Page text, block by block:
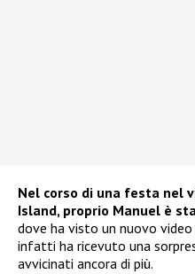
Nel corso di una festa nel
Island, proprio Manuel è
dove ha visto un nuovo
infatti ha ricevuto una
avvicinati ancora di più.